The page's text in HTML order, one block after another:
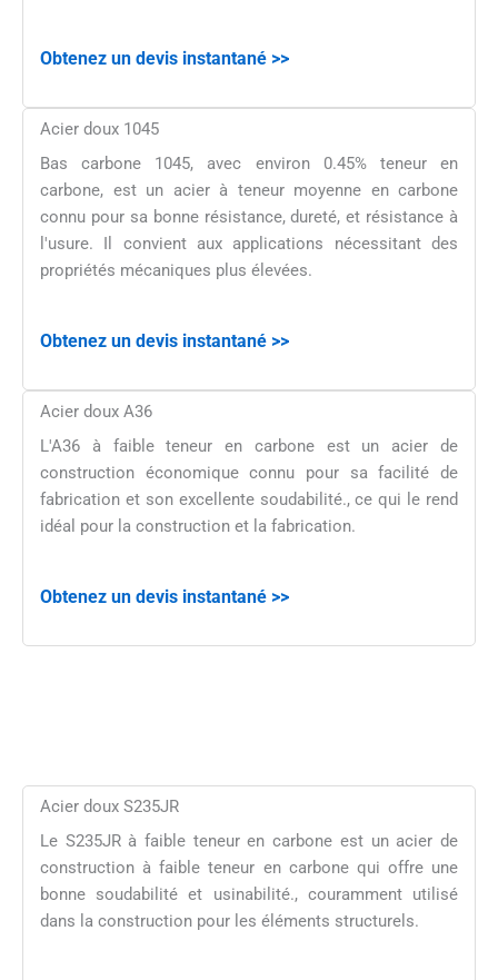
Obtenez un devis instantané >>
Acier doux 1045
Bas carbone 1045, avec environ 0.45% teneur en
carbone, est un acier à teneur moyenne en carbone
connu pour sa bonne résistance, dureté, et résistance à
l'usure. Il convient aux applications nécessitant des
propriétés mécaniques plus élevées.
Obtenez un devis instantané >>
Acier doux A36
L'A36 à faible teneur en carbone est un acier de
construction économique connu pour sa facilité de
fabrication et son excellente soudabilité., ce qui le rend
idéal pour la construction et la fabrication.
Obtenez un devis instantané >>
Acier doux S235JR
Le S235JR à faible teneur en carbone est un acier de
construction à faible teneur en carbone qui offre une
bonne soudabilité et usinabilité., couramment utilisé
dans la construction pour les éléments structurels.